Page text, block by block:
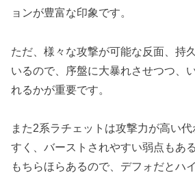
ョンが豊富な印象です。
ただ、様々な攻撃が可能な反面、持
いるので、序盤に大暴れさせつつ、
れるかが重要です。
また2系ラチェットは攻撃力が高い
すく、バーストされやすい弱点もあ
もちらほらあるので、デフォだとハ